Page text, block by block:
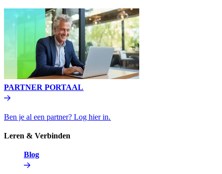
PARTNER PORTAAL​​
Ben je al een partner? Log hier in.​​
Leren & Verbinden​​
Blog​​